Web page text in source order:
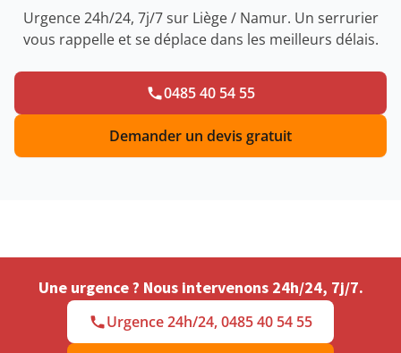
Urgence 24h/24, 7j/7 sur Liège / Namur. Un serrurier
vous rappelle et se déplace dans les meilleurs délais.
0485 40 54 55
Demander un devis gratuit
Une urgence ? Nous intervenons 24h/24, 7j/7.
Urgence 24h/24, 0485 40 54 55